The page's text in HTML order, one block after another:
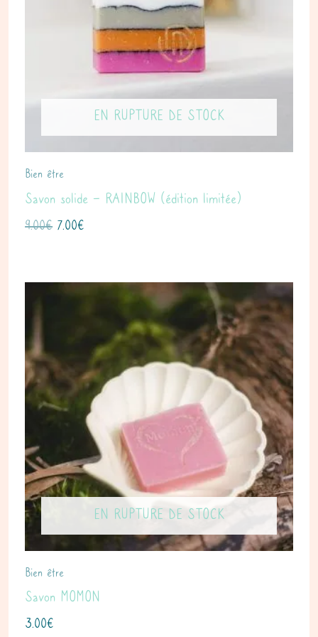
EN RUPTURE DE STOCK
Bien être
Savon solide – RAINBOW (édition limitée)
9.00€ 7.00€
EN RUPTURE DE STOCK
Bien être
Savon MOMON
3.00€